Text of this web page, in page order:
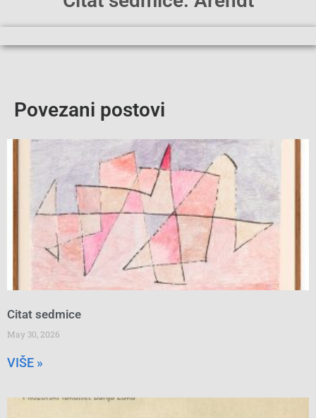
Povezani postovi
Citat sedmice
May 30, 2026
VIŠE »